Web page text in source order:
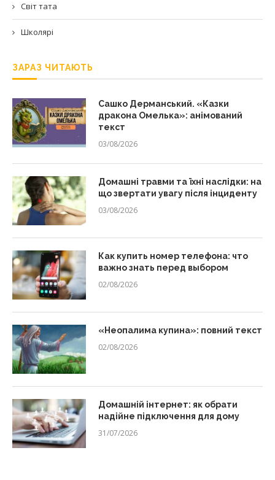
Світ тата
Школярі
ЗАРАЗ ЧИТАЮТЬ
Сашко Дерманський. «Казки
дракона Омелька»: анімований
текст
03/08/2026
Домашні травми та їхні наслідки: на
що звертати увагу після інциденту
03/08/2026
Как купить номер телефона: что
важно знать перед выбором
02/08/2026
«Неопалима купина»: повний текст
02/08/2026
Домашній інтернет: як обрати
надійне підключення для дому
31/07/2026